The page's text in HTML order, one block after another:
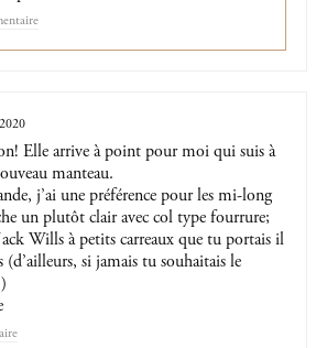
Elle arrive à point pour moi qui suis à
manteau.
j’ai une préférence pour les mi-long
un plutôt clair avec col type fourrure;
Wills à petits carreaux que tu portais il
(d’ailleurs, si jamais tu souhaitais le